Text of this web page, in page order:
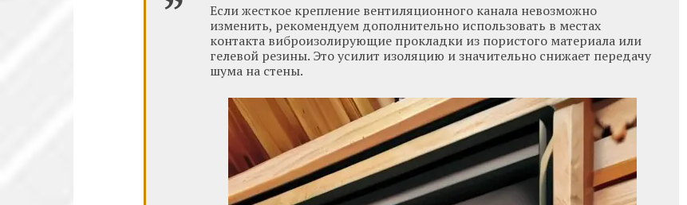
Если жесткое крепление вентиляционного канала невозможно
изменить, рекомендуем дополнительно использовать в местах
контакта виброизолирующие прокладки из пористого материала или
гелевой резины. Это усилит изоляцию и значительно снижает передачу
шума на стены.